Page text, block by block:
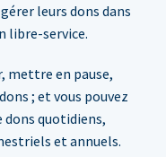
leurs dons dans
libre-service.
mettre en pause,
; et vous pouvez
quotidiens,
et annuels.